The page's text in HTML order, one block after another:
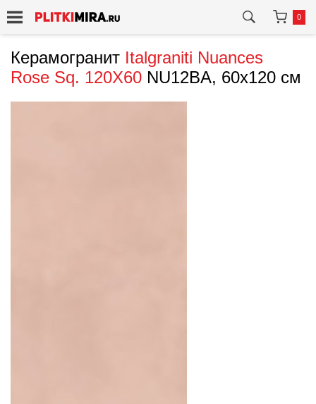
0
Керамогранит Italgraniti Nuances
Rose Sq. 120X60 NU12BA, 60x120 см